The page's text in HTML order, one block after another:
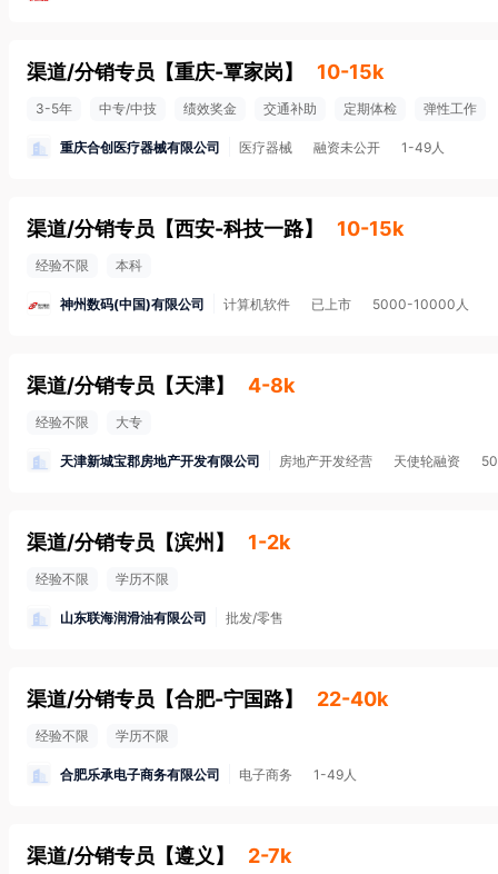
渠道/分销专员 【重庆-覃家岗】 10-15k
3-5年 中专/中技 绩效奖金 交通补助 定期体检 弹性工作
重庆合创医疗器械有限公司 医疗器械 融资未公开 1-49人
渠道/分销专员 【西安-科技一路】 10-15k
经验不限 本科
神州数码(中国)有限公司 计算机软件 已上市 5000-10000人
渠道/分销专员 【天津】 4-8k
经验不限 大专
天津新城宝郡房地产开发有限公司 房地产开发经营 天使轮融资
渠道/分销专员 【滨州 】 1-2k
经验不限 学历不限
山东联海润滑油有限公司 批发/零售
渠道/分销专员 【合肥-宁国路】 22-40k
经验不限 学历不限
合肥乐承电子商务有限公司 电子商务 1-49人
渠道/分销专员 【遵义 】 2-7k